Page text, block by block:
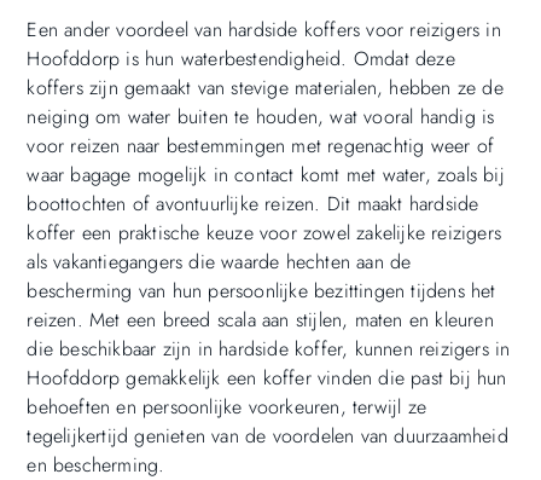
Een ander voordeel van hardside koffers voor reizigers in
Hoofddorp is hun waterbestendigheid. Omdat deze
koffers zijn gemaakt van stevige materialen, hebben ze de
neiging om water buiten te houden, wat vooral handig is
voor reizen naar bestemmingen met regenachtig weer of
waar bagage mogelijk in contact komt met water, zoals bij
boottochten of avontuurlijke reizen. Dit maakt hardside
koffer een praktische keuze voor zowel zakelijke reizigers
als vakantiegangers die waarde hechten aan de
bescherming van hun persoonlijke bezittingen tijdens het
reizen. Met een breed scala aan stijlen, maten en kleuren
die beschikbaar zijn in hardside koffer, kunnen reizigers in
Hoofddorp gemakkelijk een koffer vinden die past bij hun
behoeften en persoonlijke voorkeuren, terwijl ze
tegelijkertijd genieten van de voordelen van duurzaamheid
en bescherming.